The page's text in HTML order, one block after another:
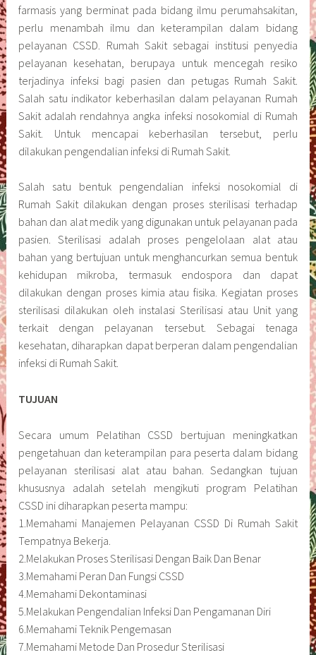
farmasis yang berminat pada bidang ilmu perumahsakitan,
perlu menambah ilmu dan keterampilan dalam bidang
pelayanan CSSD. Rumah Sakit sebagai institusi penyedia
pelayanan kesehatan, berupaya untuk mencegah resiko
terjadinya infeksi bagi pasien dan petugas Rumah Sakit.
Salah satu indikator keberhasilan dalam pelayanan Rumah
Sakit adalah rendahnya angka infeksi nosokomial di Rumah
Sakit. Untuk mencapai keberhasilan tersebut, perlu
dilakukan pengendalian infeksi di Rumah Sakit.
Salah satu bentuk pengendalian infeksi nosokomial di
Rumah Sakit dilakukan dengan proses sterilisasi terhadap
bahan dan alat medik yang digunakan untuk pelayanan pada
pasien. Sterilisasi adalah proses pengelolaan alat atau
bahan yang bertujuan untuk menghancurkan semua bentuk
kehidupan mikroba, termasuk endospora dan dapat
dilakukan dengan proses kimia atau fisika. Kegiatan proses
sterilisasi dilakukan oleh instalasi Sterilisasi atau Unit yang
terkait dengan pelayanan tersebut. Sebagai tenaga
kesehatan, diharapkan dapat berperan dalam pengendalian
infeksi di Rumah Sakit.
TUJUAN
Secara umum Pelatihan CSSD bertujuan meningkatkan
pengetahuan dan keterampilan para peserta dalam bidang
pelayanan sterilisasi alat atau bahan. Sedangkan tujuan
khususnya adalah setelah mengikuti program Pelatihan
CSSD ini diharapkan peserta mampu:
1.Memahami Manajemen Pelayanan CSSD Di Rumah Sakit
Tempatnya Bekerja.
2.Melakukan Proses Sterilisasi Dengan Baik Dan Benar
3.Memahami Peran Dan Fungsi CSSD
4.Memahami Dekontaminasi
5.Melakukan Pengendalian Infeksi Dan Pengamanan Diri
6.Memahami Teknik Pengemasan
7.Memahami Metode Dan Prosedur Sterilisasi